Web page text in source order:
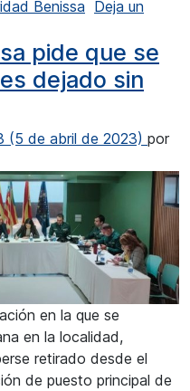
Benissa Deja un
pide que se
dejado sin
(5 de abril de 2023) por
en la que se
en la localidad,
retirado desde el
de puesto principal de